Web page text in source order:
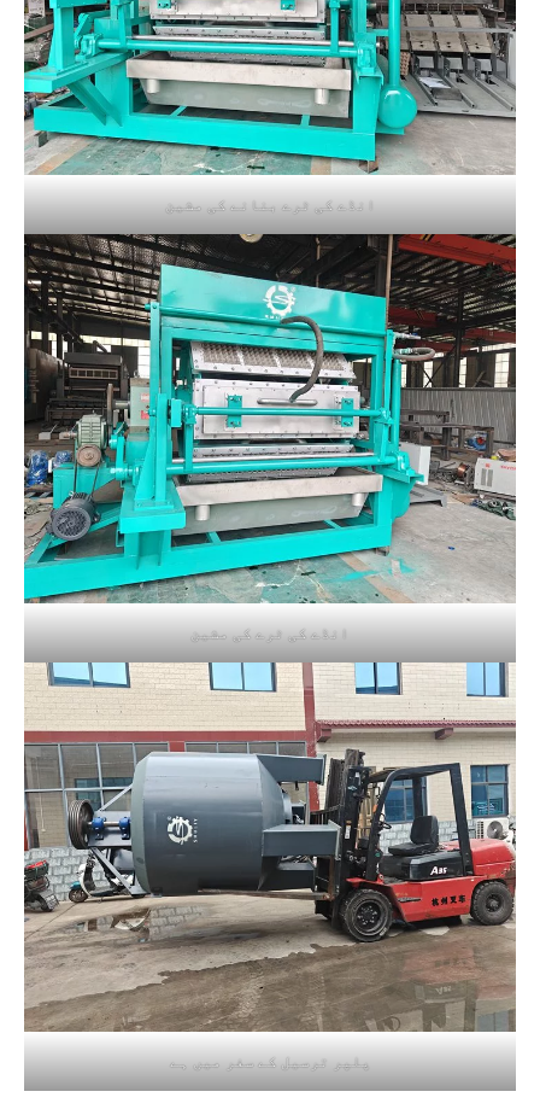
انڈے کی ٹرے بنانے کی مشین
انڈے کی ٹرے کی مشین
پلپر ترسیل کے سفر میں ہے